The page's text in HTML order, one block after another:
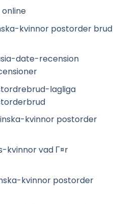
kvinnor postorder brud
date-recension
lagliga
kvinnor postorder
kvinnor vad Г¤r
kvinnor postorder